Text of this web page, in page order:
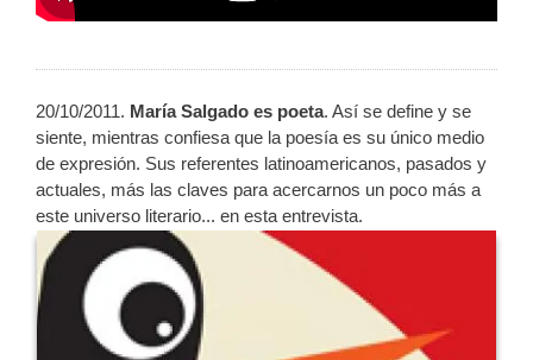
20/10/2011. María Salgado es poeta. Así se define y se
siente, mientras confiesa que la poesía es su único medio
de expresión. Sus referentes latinoamericanos, pasados y
actuales, más las claves para acercarnos un poco más a
este universo literario... en esta entrevista.